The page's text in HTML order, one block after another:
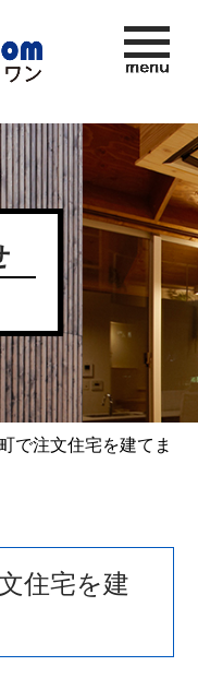
で注文住宅を建てま
住宅を建